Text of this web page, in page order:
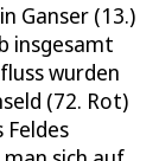
Ganser (13.)
insgesamt
wurden
(72. Rot)
Feldes